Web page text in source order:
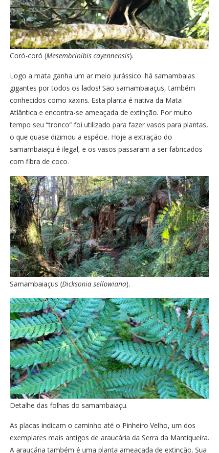
Coró-coró (Mesembrinibis cayennensis).
Logo a mata ganha um ar meio jurássico: há samambaias
gigantes por todos os lados! São samambaiaçus, também
conhecidos como xaxins. Esta planta é nativa da Mata
Atlântica e encontra-se ameaçada de extinção. Por muito
tempo seu “tronco” foi utilizado para fazer vasos para plantas,
o que quase dizimou a espécie. Hoje a extração do
samambaiaçu é ilegal, e os vasos passaram a ser fabricados
com fibra de coco.
Samambaiaçus (Dicksonia sellowiana).
Detalhe das folhas do samambaiaçu.
As placas indicam o caminho até o Pinheiro Velho, um dos
exemplares mais antigos de araucária da Serra da Mantiqueira.
A araucária também é uma planta ameaçada de extinção. Sua